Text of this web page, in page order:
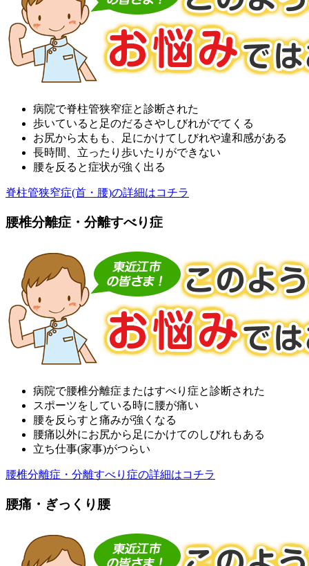
病院で脊柱管狭窄症と診断された
歩いていると足のだるさやしびれがでてくる
お尻から太もも、足にかけてしびれや違和感がある
長時間、立ったり歩いたりができない
腰を反ると症状が強く出る
脊柱管狭窄症(首・腰)の詳細はコチラ
腰椎分離症・分離すべり症
病院で腰椎分離症またはすべり症と診断された
スポーツをしている時に腰が痛い
腰を反らすと痛みが強くなる
腰痛以外にお尻から足にかけてのしびれもある
立ち仕事(家事)がつらい
腰椎分離症・分離すべり症の詳細はコチラ
腰痛・ぎっくり腰